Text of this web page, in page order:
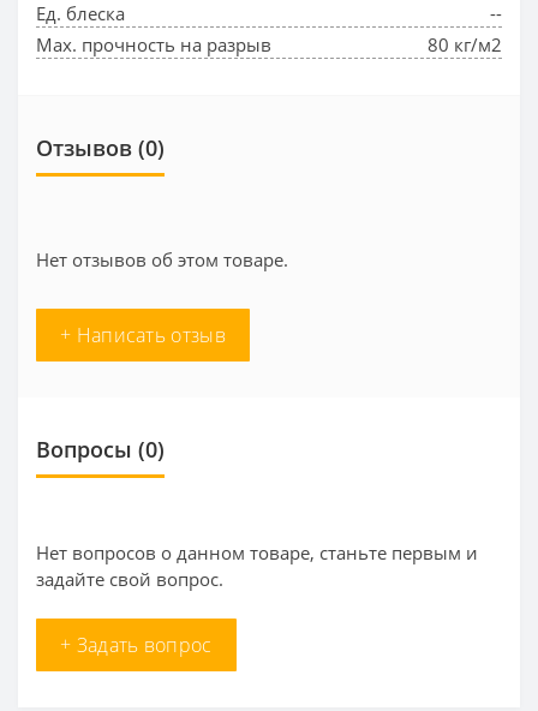
Ед. блеска
--
Max. прочность на разрыв
80 кг/м2
Отзывов (0)
Нет отзывов об этом товаре.
+ Написать отзыв
Вопросы (0)
Нет вопросов о данном товаре, станьте первым и
задайте свой вопрос.
+ Задать вопрос